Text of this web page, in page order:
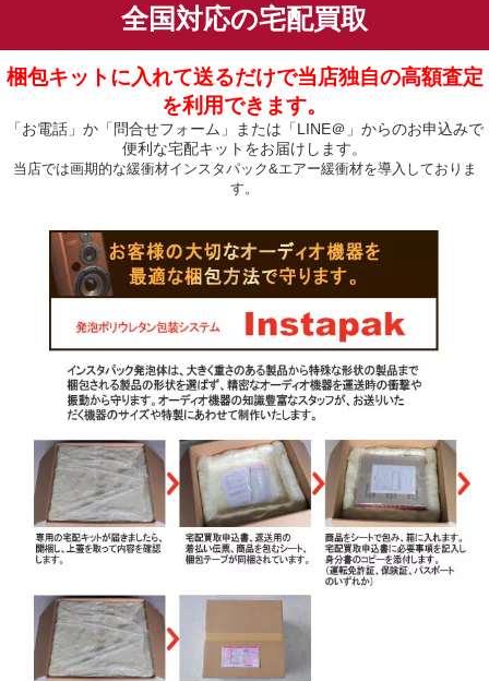
全国対応の宅配買取
梱包キットに入れて送るだけで当店独自の高額査定
を利用できます。
「お電話」か「問合せフォーム」または「LINE＠」からのお申込みで
便利な宅配キットをお届けします。
当店では画期的な緩衝材インスタパック&エアー緩衝材を導入しておりま
す。